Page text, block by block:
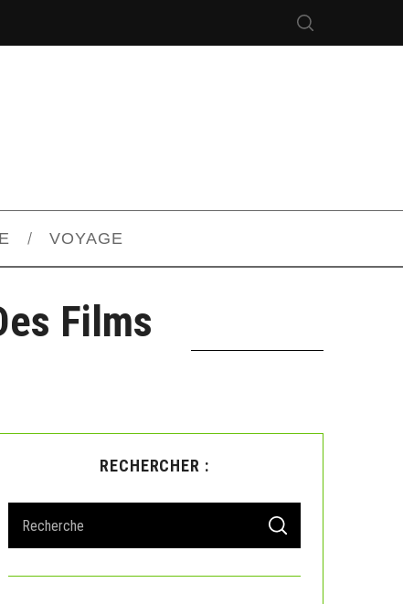
VOYAGE
Films
RECHERCHER :
a
r
S
A
C